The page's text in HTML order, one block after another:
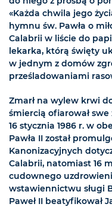
«Każda chwila jego
hymnu św. Pawła o
Calabrii w liście do
lekarka, którą święty
w jednym z domów
prześladowaniami
Zmarł na wylew krwi
śmiercią ofiarował swe
16 stycznia 1986 r. w
Pawła II został
Kanonizacyjnych
Calabrii, natomiast 16
cudownego
wstawiennictwu sługi
Paweł II beatyfikował